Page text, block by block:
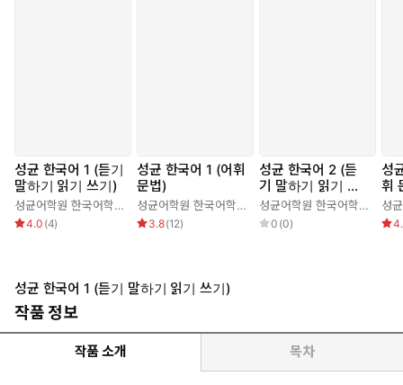
성균 한국어 1 (듣기
말하기 읽기 쓰기)
성균어학원 한국어학당
4.0 (4)
성균 한국어 1 (어휘
문법)
성균어학원 한국어학당
3.8(12)
성균 한국어 2 (듣
기 말하기 읽기 쓰
기)
성균어학원 한국어학당
0 (0)
성
휘
성균 한국어 1 (듣기 말하기 읽기 쓰기)
작품 정보
작품 소개 목차